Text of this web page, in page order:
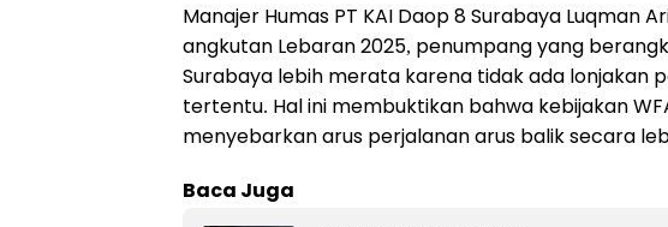
Manajer Humas PT KAI Daop 8 Surabaya Luqman
angkutan Lebaran 2025, penumpang yang
Surabaya lebih merata karena tidak ada lonjakan
tertentu. Hal ini membuktikan bahwa kebijakan
menyebarkan arus perjalanan arus balik secara
Baca Juga